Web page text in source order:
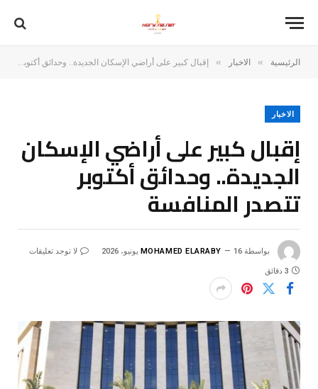
الرئيسية » الاخبار » إقبال كبير على أراضي الإسكان الجديدة.. وحدائق أكتوبر تتصدر المنافسة
الاخبار
إقبال كبير على أراضي الإسكان
الجديدة.. وحدائق أكتوبر
تتصدر المنافسة
بواسطة MOHAMED ELARABY 16 يونيو، 2026 لا توجد تعليقات
3 دقائق